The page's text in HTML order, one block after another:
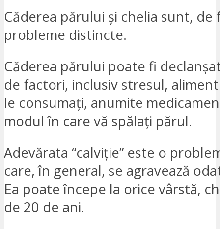
Căderea părului și chelia sunt, de
probleme distincte.
Căderea părului poate fi
de factori, inclusiv stresul,
le consumați, anumite
modul în care vă spălați părul.
Adevărata “calviție” este o
care, în general, se agravează
Ea poate începe la orice vârstă,
de 20 de ani.